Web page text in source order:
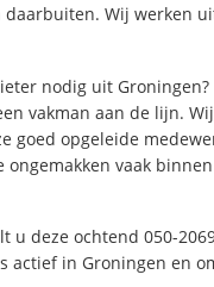
daarbuiten. Wij werken
nodig uit Groningen?
vakman aan de lijn.
goed opgeleide
vaak
u deze ochtend 050-
actief in Groningen en